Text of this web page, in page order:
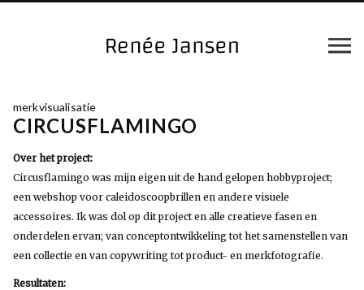
merkvisualisatie
CIRCUSFLAMINGO
Over het project:
Circusflamingo was mijn eigen uit de hand gelopen hobbyproject;
een webshop voor caleidoscoopbrillen en andere visuele
accessoires. Ik was dol op dit project en alle creatieve fasen en
onderdelen ervan; van conceptontwikkeling tot het samenstellen van
een collectie en van copywriting tot product- en merkfotografie.
Resultaten: